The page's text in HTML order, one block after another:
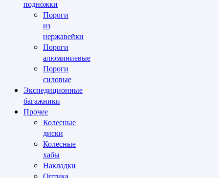
подножки
Пороги
из
нержавейки
Пороги
алюминиевые
Пороги
силовые
Экспедиционные
багажники
Прочее
Колесные
диски
Колесные
хабы
Накладки
Оптика